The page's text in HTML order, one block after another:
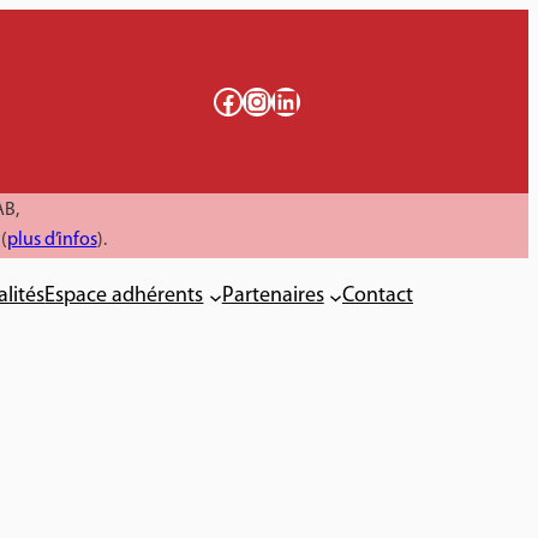
Facebook InstagramLinkedIn
plus d’infos).
Espace adhérents Partenaires Contact